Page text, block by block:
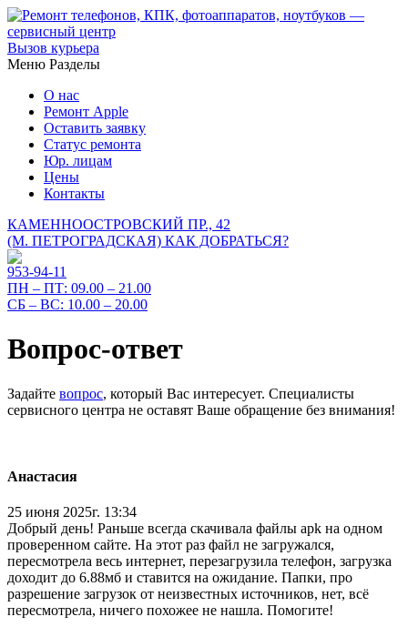
Вызов курьера
Меню Разделы
О нас
Ремонт Apple
Оставить заявку
Статус ремонта
Юр. лицам
Цены
Контакты
КАМЕННООСТРОВСКИЙ ПР., 42
(М. ПЕТРОГРАДСКАЯ) КАК ДОБРАТЬСЯ?
953-94-11
ПН – ПТ: 09.00 – 21.00
СБ – ВС: 10.00 – 20.00
Вопрос-ответ
Задайте вопрос, который Вас интересует. Специалисты
сервисного центра не оставят Ваше обращение без внимания!
Анастасия
25 июня 2025г. 13:34
Добрый день! Раньше всегда скачивала файлы apk на одном
проверенном сайте. На этот раз файл не загружался,
пересмотрела весь интернет, перезагрузила телефон, загрузка
доходит до 6.88мб и ставится на ожидание. Папки, про
разрешение загрузок от неизвестных источников, нет, всё
пересмотрела, ничего похожее не нашла. Помогите!